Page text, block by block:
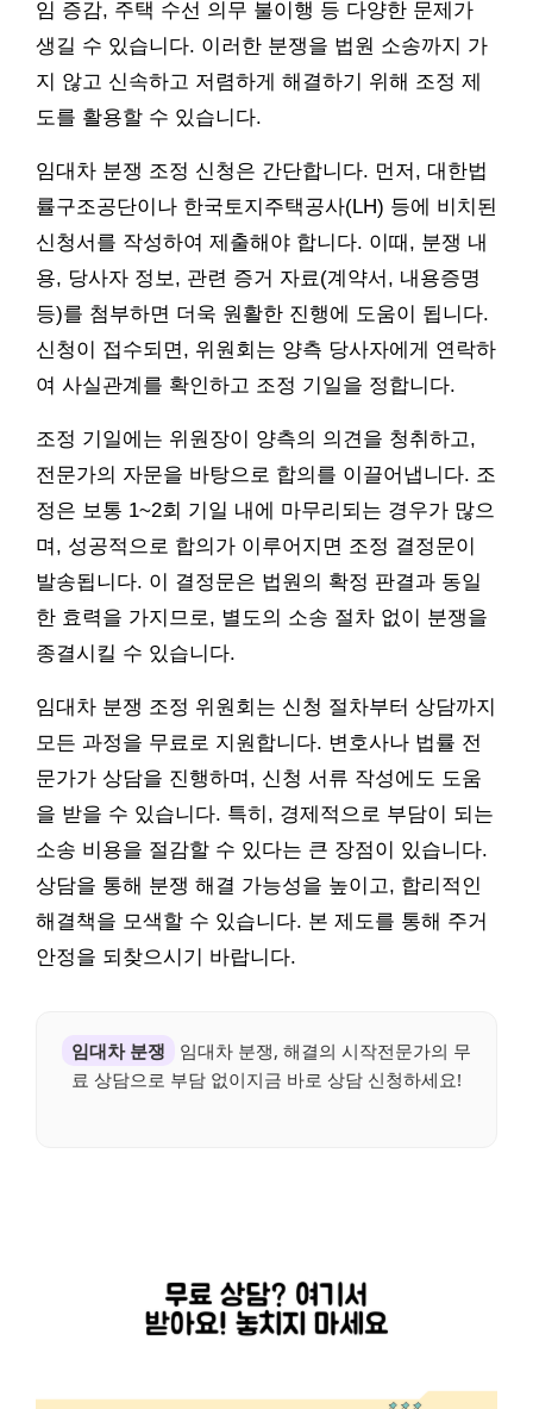
임 증감, 주택 수선 의무 불이행 등 다양한 문제가
생길 수 있습니다. 이러한 분쟁을 법원 소송까지 가
지 않고 신속하고 저렴하게 해결하기 위해 조정 제
도를 활용할 수 있습니다.
임대차 분쟁 조정 신청은 간단합니다. 먼저, 대한법
률구조공단이나 한국토지주택공사(LH) 등에 비치된
신청서를 작성하여 제출해야 합니다. 이때, 분쟁 내
용, 당사자 정보, 관련 증거 자료(계약서, 내용증명
등)를 첨부하면 더욱 원활한 진행에 도움이 됩니다.
신청이 접수되면, 위원회는 양측 당사자에게 연락하
여 사실관계를 확인하고 조정 기일을 정합니다.
조정 기일에는 위원장이 양측의 의견을 청취하고,
전문가의 자문을 바탕으로 합의를 이끌어냅니다. 조
정은 보통 1~2회 기일 내에 마무리되는 경우가 많으
며, 성공적으로 합의가 이루어지면 조정 결정문이
발송됩니다. 이 결정문은 법원의 확정 판결과 동일
한 효력을 가지므로, 별도의 소송 절차 없이 분쟁을
종결시킬 수 있습니다.
임대차 분쟁 조정 위원회는 신청 절차부터 상담까지
모든 과정을 무료로 지원합니다. 변호사나 법률 전
문가가 상담을 진행하며, 신청 서류 작성에도 도움
을 받을 수 있습니다. 특히, 경제적으로 부담이 되는
소송 비용을 절감할 수 있다는 큰 장점이 있습니다.
상담을 통해 분쟁 해결 가능성을 높이고, 합리적인
해결책을 모색할 수 있습니다. 본 제도를 통해 주거
안정을 되찾으시기 바랍니다.
임대차 분쟁
임대차 분쟁, 해결의 시작전문가의 무
료 상담으로 부담 없이지금 바로 상담 신청하세요!